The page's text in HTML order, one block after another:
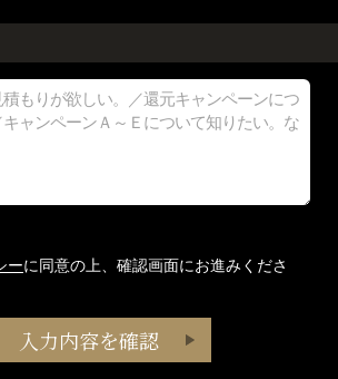
ーに同意の上、確認画面にお進みくださ